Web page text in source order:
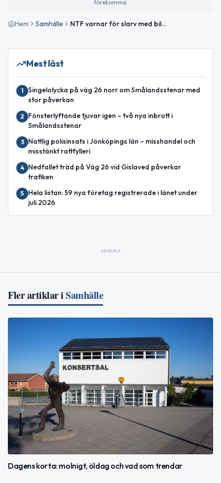
förekomma.
Hem Samhälle NTF varnar för slarv med bilrutorna på vintern – risk för böter och farliga situationer
Mest läst
1
Singelolycka på väg 26 norr om Smålandsstenar med
stor påverkan
2
Fönsterlyftande tjuvar igen – två nya inbrott i
Smålandsstenar
3
Nattlig polisinsats i Jönköpings län – misshandel och
misstänkt rattfylleri
4
Nedfallet träd på Väg 26 vid Gislaved påverkar
trafiken
5
Hela listan: 59 nya företag registrerade i länet under
juli 2026
ANNONS
Fler artiklar iSamhälle
Dagens korta: molnigt, öldag och vad som trendar